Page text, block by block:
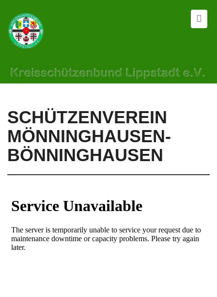
SCHÜTZENVEREIN
MÖNNINGHAUSEN-
BÖNNINGHAUSEN